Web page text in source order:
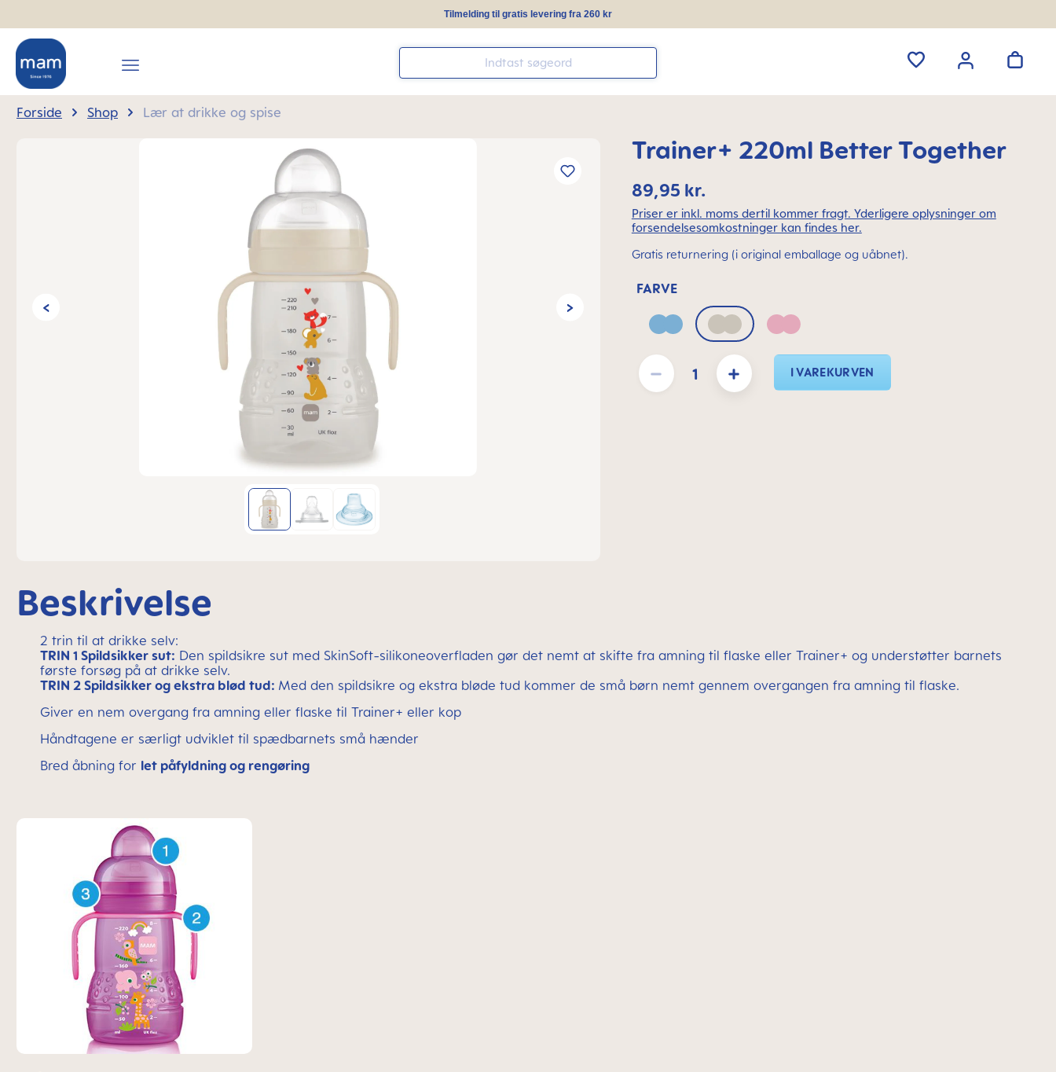
Tilmelding til gratis levering fra 260 kr
Forside Shop Lær at drikke og spise
Trainer+ 220ml Better Together
89,95 kr.
Priser er inkl. moms dertil kommer fragt. Yderligere oplysninger om
forsendelsesomkostninger kan findes her.
Gratis returnering (i original emballage og uåbnet).
FARVE
Blue Neutral Pink
Produktmængde: Indtast det ønskede beløb, eller brug knapperne til at øge eller formindske
I VAREKURVEN
Beskrivelse
2 trin til at drikke selv:
TRIN 1 Spildsikker sut: Den spildsikre sut med SkinSoft-silikoneoverfladen gør det nemt at skifte fra amning til flaske eller Trainer+ og understøtter barnets
første forsøg på at drikke selv.
TRIN 2 Spildsikker og ekstra blød tud: Med den spildsikre og ekstra bløde tud kommer de små børn nemt gennem overgangen fra amning til flaske.
Giver en nem overgang fra amning eller flaske til Trainer+ eller kop
Håndtagene er særligt udviklet til spædbarnets små hænder
Bred åbning for let påfyldning og rengøring